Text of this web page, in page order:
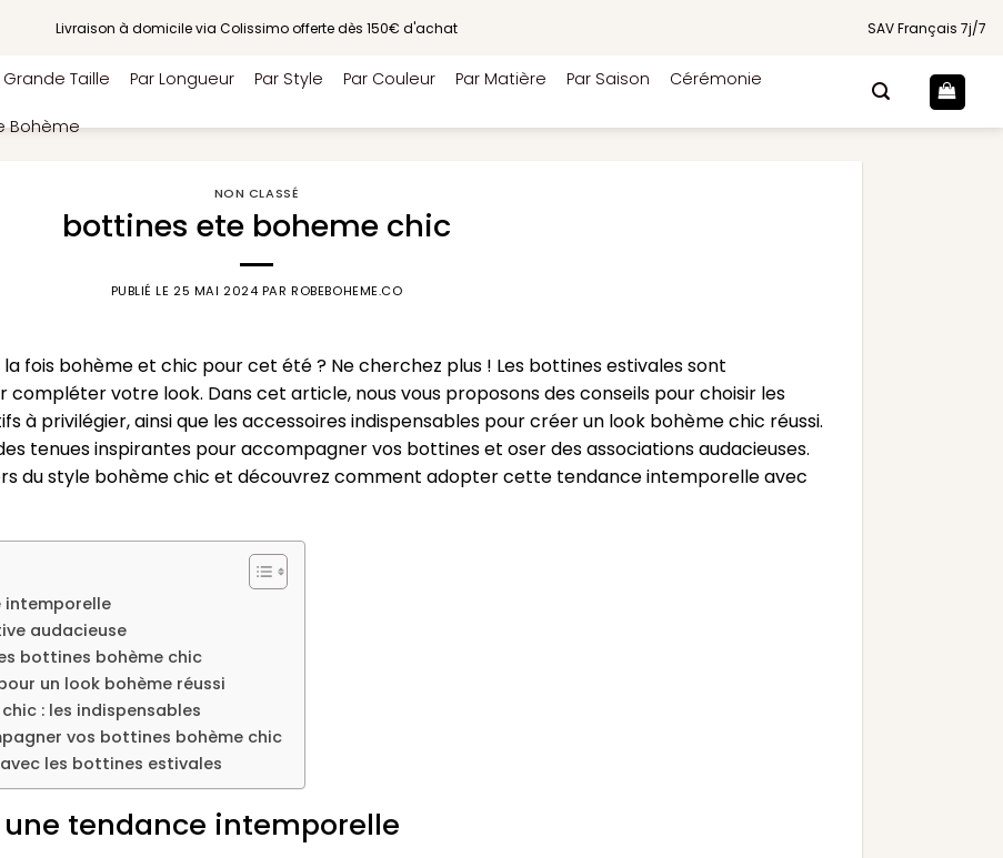
Livraison à domicile via Colissimo offerte dès 150€ d'achat SAV Français 7j/7
Grande Taille Par Longueur Par Style Par Couleur Par Matière Par Saison Cérémonie
Bohème
NON CLASSÉ
bottines ete boheme chic
PUBLIÉ LE 25 MAI 2024 PARROBEBOHEME.CO
fois bohème et chic pour cet été ? Ne cherchez plus ! Les bottines estivales sont
compléter votre look. Dans cet article, nous vous proposons des conseils pour choisir les
à privilégier, ainsi que les accessoires indispensables pour créer un look bohème chic réussi.
tenues inspirantes pour accompagner vos bottines et oser des associations audacieuses.
du style bohème chic et découvrez comment adopter cette tendance intemporelle avec
intemporelle
audacieuse
bottines bohème chic
un look bohème réussi
: les indispensables
vos bottines bohème chic
les bottines estivales
tendance intemporelle